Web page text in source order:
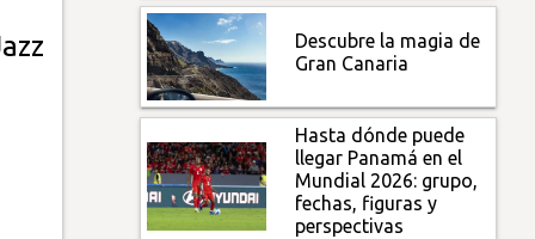
Descubre la magia de
Gran Canaria
Hasta dónde puede
llegar Panamá en el
Mundial 2026: grupo,
fechas, figuras y
perspectivas